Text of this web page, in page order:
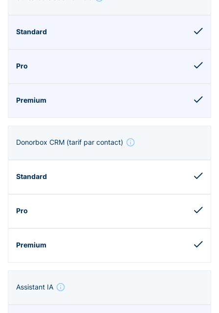
Donorbox CRM (tarif par contact)
Assistant IA